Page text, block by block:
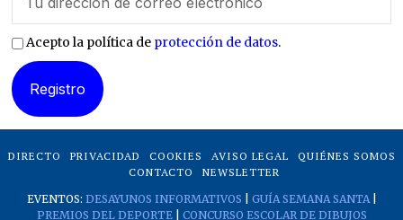
Acepto la política de protección de datos.
DIRECTO PRIVACIDAD COOKIES AVISO LEGAL
QUIÉNES SOMOS
CONTACTO
NEWSLETTER
EVENTOS: DESAYUNOS INFORMATIVOS GUÍA SEMANA SANTA|
PREMIOS DEL DEPORTE| CONCURSO ESCOLAR DE DIBUJOS